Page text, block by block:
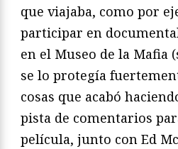
que viajaba, como por
participar en
en el Museo de la Mafia
se lo protegía
cosas que acabó
pista de comentarios
película, junto con Ed